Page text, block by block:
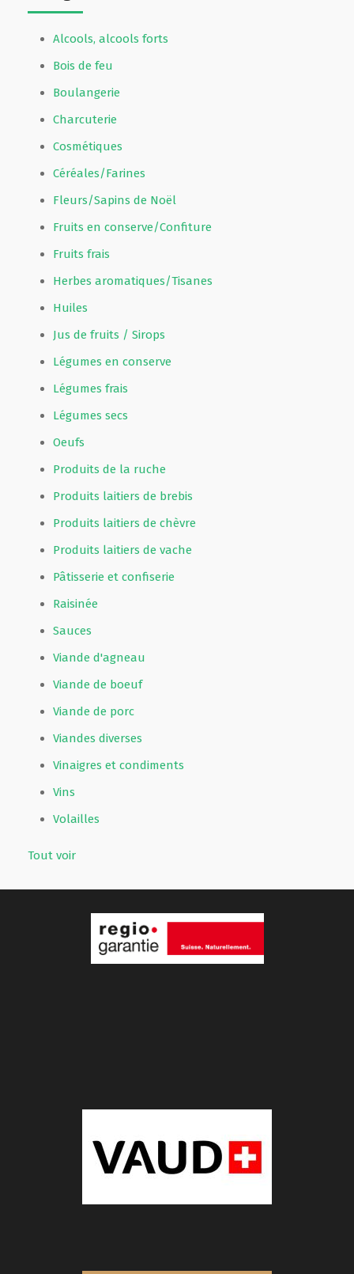
Alcools, alcools forts
Bois de feu
Boulangerie
Charcuterie
Cosmétiques
Céréales/Farines
Fleurs/Sapins de Noël
Fruits en conserve/Confiture
Fruits frais
Herbes aromatiques/Tisanes
Huiles
Jus de fruits / Sirops
Légumes en conserve
Légumes frais
Légumes secs
Oeufs
Produits de la ruche
Produits laitiers de brebis
Produits laitiers de chèvre
Produits laitiers de vache
Pâtisserie et confiserie
Raisinée
Sauces
Viande d'agneau
Viande de boeuf
Viande de porc
Viandes diverses
Vinaigres et condiments
Vins
Volailles
Tout voir